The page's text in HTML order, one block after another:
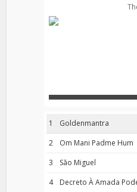
1
Goldenmantra
2
Om Mani Padme Hum
3
São Miguel
4
Decreto À Amada